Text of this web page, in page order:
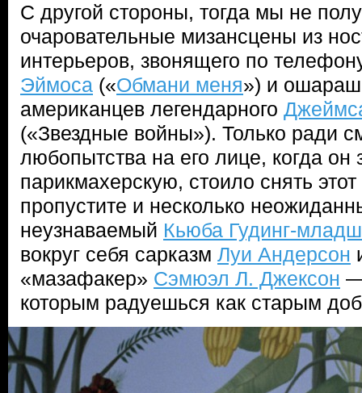
С другой стороны, тогда мы не
очаровательные мизансцены из
интерьеров, звонящего по
Эймоса («Обмани меня») и
американцев легендарного
(«Звездные войны»). Только ради
любопытства на его лице, когда он
парикмахерскую, стоило снять
пропустите и несколько
неузнаваемый Кьюба Гудинг-
вокруг себя сарказм Луи Андерсон
«мазафакер» Сэмюэл Л. Джексон —
которым радуешься как старым